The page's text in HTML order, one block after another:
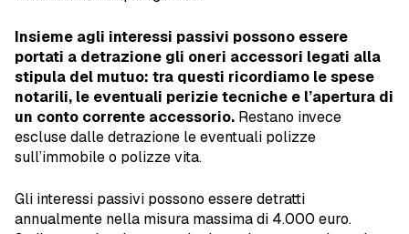
Insieme agli interessi passivi possono essere
portati a detrazione gli oneri accessori legati alla
stipula del mutuo: tra questi ricordiamo le spese
notarili, le eventuali perizie tecniche e l’apertura di
un conto corrente accessorio. Restano invece
escluse dalle detrazione le eventuali polizze
sull’immobile o polizze vita.
Gli interessi passivi possono essere detratti
annualmente nella misura massima di 4.000 euro.